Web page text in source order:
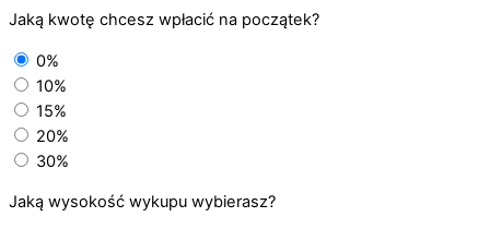
Jaką kwotę chcesz wpłacić na początek?
0%
10%
15%
20%
30%
Jaką wysokość wykupu wybierasz?